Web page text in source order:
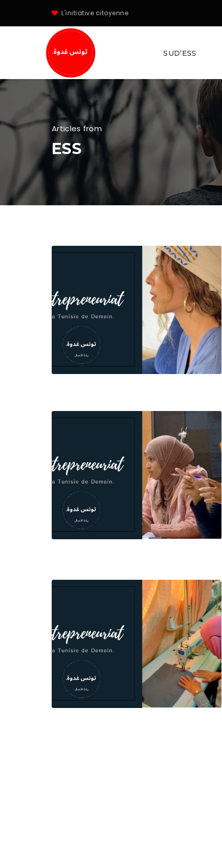
L'initiative citoyenne
SUD’ESS
Articles from
ESS